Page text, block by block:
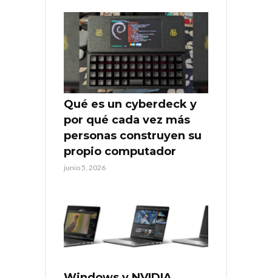
Qué es un cyberdeck y
por qué cada vez más
personas construyen su
propio computador
junio 5, 2026